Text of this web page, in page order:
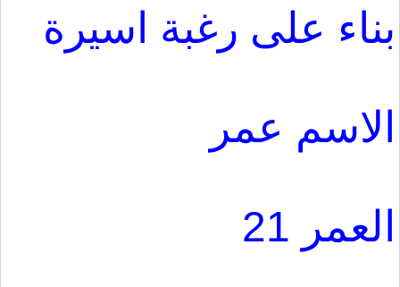
بناء على رغبة اسيرة
الاسم عمر
العمر 21